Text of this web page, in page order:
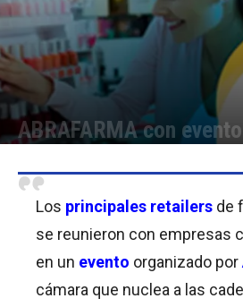
ABRAFARMA con evento
Los principales retailers de
se reunieron con empresas
en un evento organizado por
cámara que nuclea a las